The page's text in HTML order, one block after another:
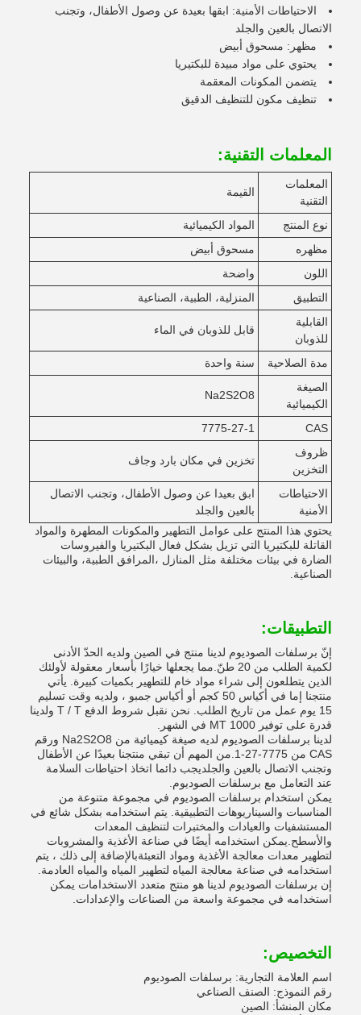
الاحتياطات الأمنية: ابقها بعيدة عن وصول الأطفال، وتجنب
الاتصال بالعين والجلد
مظهر: مسحوق أبيض
يحتوي على مواد مبيدة للبكتيريا
يتضمن المكونات المعقمة
تنظيف مكون للتنظيف الدقيق
المعلمات التقنية:
المعلمات
التقنية
القيمة
نوع المنتج
المواد الكيميائية
مظهره
مسحوق أبيض
اللون
واضحة
التطبيق
المنزلية، الطبية، الصناعية
القابلية
للذوبان
قابل للذوبان في الماء
مدة الصلاحية
سنة واحدة
الصيغة
الكيميائية
Na2S2O8
CAS
7775-27-1
ظروف
التخزين
تخزين في مكان بارد وجاف
الاحتياطات
الأمنية
ابق بعيدا عن وصول الأطفال، وتجنب الاتصال
بالعين والجلد
يحتوي هذا المنتج على عوامل التطهير والمكونات المطهرة والمواد
القاتلة للبكتيريا التي تزيل بشكل فعال البكتيريا والفيروسات
الضارة في بيئات مختلفة مثل المنازل ،المرافق الطبية، والبيئات
الصناعية.
التطبيقات:
إنّ برسلفات الصوديوم لدينا منتج في الصين ولديه الحدّ الأدنى
لكمية الطلب من 20 طنّ.مما يجعلها خيارًا بأسعار معقولة لأولئك
الذين يتطلعون إلى شراء مواد خام للتطهير بكميات كبيرة. يأتي
منتجنا إما في أكياس 50 كجم أو أكياس جمبو ، ولديه وقت تسليم
15 يوم عمل من تاريخ الطلب. نحن نقبل شروط الدفع T / T ولدينا
قدرة على توفير 1000 MT في الشهر.
لدينا برسلفات الصوديوم لديه صيغة كيميائية من Na2S2O8 ورقم
CAS من 7775-27-1.من المهم أن تبقي منتجنا بعيدًا عن الأطفال
وتجنب الاتصال بالعين والجلديجب دائما اتخاذ احتياطات السلامة
عند التعامل مع برسلفات الصوديوم.
يمكن استخدام برسلفات الصوديوم في مجموعة متنوعة من
المناسبات والسيناريوهات التطبيقية. يتم استخدامه بشكل شائع في
المستشفيات والعيادات والمختبرات لتنظيف المعدات
والأسطح.يمكن استخدامه أيضًا في صناعة الأغذية والمشروبات
لتطهير معدات معالجة الأغذية ومواد التعبئةبالإضافة إلى ذلك ، يتم
استخدامه في صناعة معالجة المياه لتطهير المياه والمياه العادمة.
إن برسلفات الصوديوم لدينا هو منتج متعدد الاستخدامات يمكن
استخدامه في مجموعة واسعة من الصناعات والإعدادات.
التخصيص:
اسم العلامة التجارية: برسلفات الصوديوم
رقم النموذج: الصنف الصناعي
مكان المنشأ: الصين